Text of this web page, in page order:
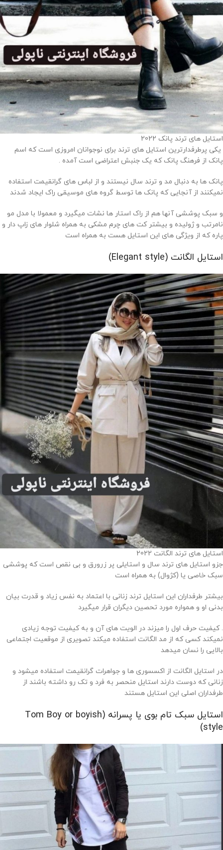
استایل های ترند پانک 2022
یکی پرطرفدارترین استایل های ترند برای نوجوانان امروزی است که اسم
پانک از فرهنگ پانک که یک جنبش اعتراضی است آمده .
پانک ها به دنبال مد و ترند سال نیستند و از لباس های گرانقیمت استفاده
نمیکنند از آنجایی که پانک ها توسط گروه های موسیقی راک ایجاد شدند
و سبک پوششی آنها هم از راک استار ها نشات میگیرد و معمولا با مدل مو
نامرتب و ژولیده و بیشتر کت های چرم مشکی به همراه شلوار های زاپ دار و
پاره که از ویژگی های این استایل هست به همراه است
استایل الگانت (Elegant style)
استایل های ترند الگانت 2022
جزو استایل های ترند سال و استایلی پر زرورق و بی نقص است که پوششی
سبک خاصی یا (کژوال) به همراه است
بیشتر طرفداران این استایل ترند زنانی با اعتماد به نفس زیاد و قدرت بیان
بدنی او و همواره مورد تحصین دیگران قرار میگیرد
. کیفیت حرف اول را میزند در الویت های آن و به کیفیت توجه زیادی
نمیکند کسی که از مد الگانت استفاده میکند تصویری از موقعیت اجتماعی
بالایی را نسان میدهد
در استایل الگانت از اکسسوری ها و جواهرات گرانقیمت استفاده میشود و
زنانی که دوست دارند استایل منحصر به فرد و تک رو داشته باشند از
طرفداران اصلی این استایل هستند
استایل سبک تام بوی یا پسرانه (Tom Boy or boyish
style)